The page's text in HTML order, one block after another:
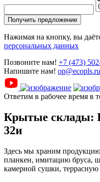
Получить предложение
Нажимая на кнопку, вы
персональных данных
Позвоните нам! +7 (473)
Напишите нам! op@ecopls.ru
Ответим в рабочее время в
Крытые склады:
32и
Здесь мы храним
планкен, имитацию бруса,
камерной сушки, террасную